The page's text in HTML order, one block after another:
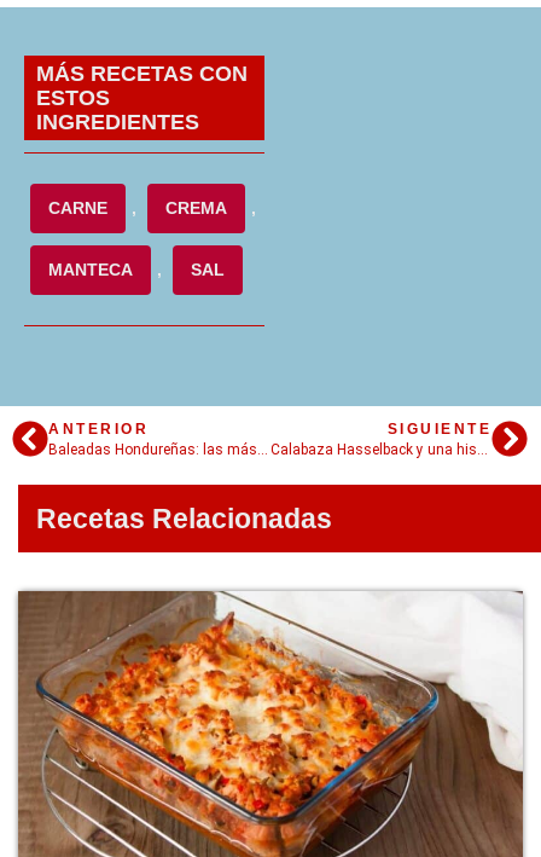
MÁS RECETAS CON
ESTOS
INGREDIENTES
CARNE , CREMA ,
MANTECA , SAL
ANTERIOR
SIGUIENTE
Recetas Relacionadas